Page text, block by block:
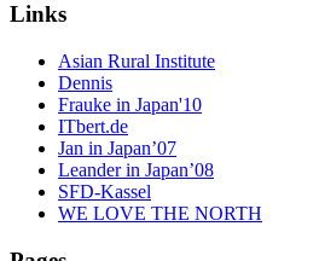
Links
Asian Rural Institute
Dennis
Frauke in Japan'10
ITbert.de
Jan in Japan’07
Leander in Japan’08
SFD-Kassel
WE LOVE THE NORTH